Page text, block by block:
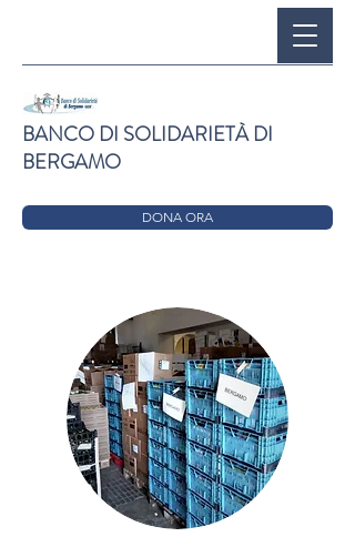
BANCO DI SOLIDARIETÀ DI
BERGAMO
DONA ORA